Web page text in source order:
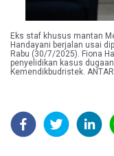
Eks staf khusus mantan
Handayani berjalan usai
Rabu (30/7/2025). Fiona
penyelidikan kasus
Kemendikbudristek.